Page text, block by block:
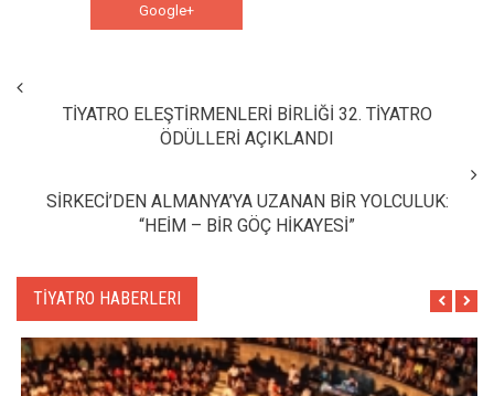
Google+
TİYATRO ELEŞTİRMENLERİ BİRLİĞİ 32. TİYATRO
ÖDÜLLERİ AÇIKLANDI
SİRKECİ’DEN ALMANYA’YA UZANAN BİR YOLCULUK:
“HEİM – BİR GÖÇ HİKAYESİ”
TİYATRO HABERLERI